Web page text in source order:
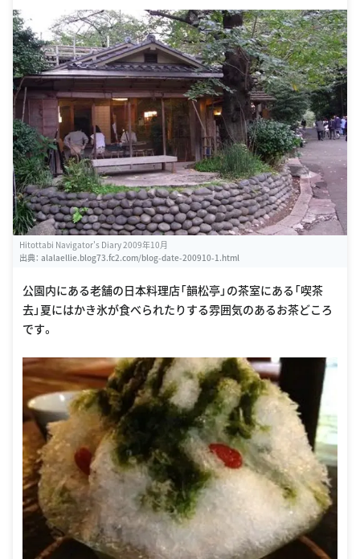
Hitottabi Navigator's Diary 2009年10月
出典： alalaellie.blog73.fc2.com/blog-date-200910-1.html
公園内にある老舗の日本料理店「韻松亭」の茶室にある「喫茶
去」夏にはかき氷が食べられたりする雰囲気のあるお茶どころ
です。